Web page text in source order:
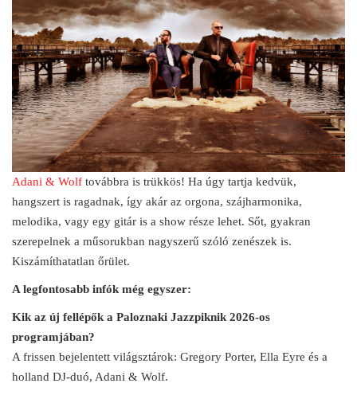
Adani & Wolf továbbra is trükkös! Ha úgy tartja kedvük,
hangszert is ragadnak, így akár az orgona, szájharmonika,
melodika, vagy egy gitár is a show része lehet. Sőt, gyakran
szerepelnek a műsorukban nagyszerű szóló zenészek is.
Kiszámíthatatlan őrület.
A legfontosabb infók még egyszer:
Kik az új fellépők a Paloznaki Jazzpiknik 2026-os
programjában?
A frissen bejelentett világsztárok: Gregory Porter, Ella Eyre és a
holland DJ-duó, Adani & Wolf.